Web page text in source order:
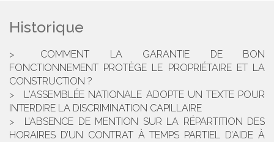
Historique
COMMENT LA GARANTIE DE BON
FONCTIONNEMENT PROTÈGE LE PROPRIÉTAIRE ET LA
CONSTRUCTION ?
L'ASSEMBLÉE NATIONALE ADOPTE UN TEXTE POUR
INTERDIRE LA DISCRIMINATION CAPILLAIRE
L’ABSENCE DE MENTION SUR LA RÉPARTITION DES
HORAIRES D’UN CONTRAT À TEMPS PARTIEL D’AIDE À